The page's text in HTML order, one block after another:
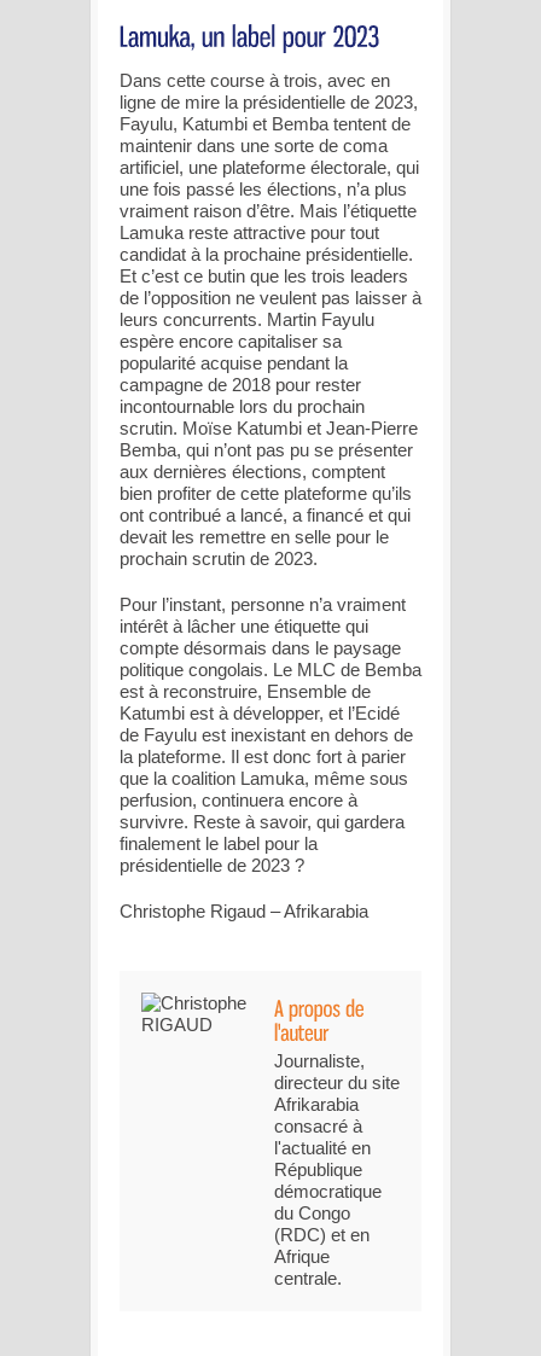
Dans cette course à trois, avec en
ligne de mire la présidentielle de 2023,
Fayulu, Katumbi et Bemba tentent de
maintenir dans une sorte de coma
artificiel, une plateforme électorale, qui
une fois passé les élections, n’a plus
vraiment raison d’être. Mais l’étiquette
Lamuka reste attractive pour tout
candidat à la prochaine présidentielle.
Et c’est ce butin que les trois leaders
de l’opposition ne veulent pas laisser à
leurs concurrents. Martin Fayulu
espère encore capitaliser sa
popularité acquise pendant la
campagne de 2018 pour rester
incontournable lors du prochain
scrutin. Moïse Katumbi et Jean-Pierre
Bemba, qui n’ont pas pu se présenter
aux dernières élections, comptent
bien profiter de cette plateforme qu’ils
ont contribué a lancé, a financé et qui
devait les remettre en selle pour le
prochain scrutin de 2023.
Pour l’instant, personne n’a vraiment
intérêt à lâcher une étiquette qui
compte désormais dans le paysage
politique congolais. Le MLC de Bemba
est à reconstruire, Ensemble de
Katumbi est à développer, et l’Ecidé
de Fayulu est inexistant en dehors de
la plateforme. Il est donc fort à parier
que la coalition Lamuka, même sous
perfusion, continuera encore à
survivre. Reste à savoir, qui gardera
finalement le label pour la
présidentielle de 2023 ?
Christophe Rigaud – Afrikarabia
Journaliste,
directeur du site
Afrikarabia
consacré à
l'actualité en
République
démocratique
du Congo
(RDC) et en
Afrique
centrale.